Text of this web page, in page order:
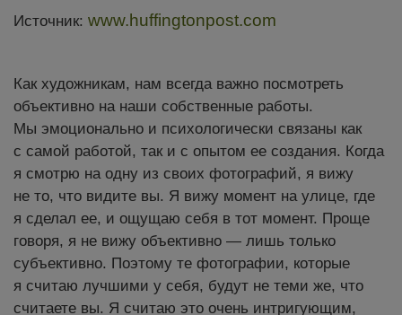
Источник: www.huffingtonpost.com
Как художникам, нам всегда важно посмотреть
объективно на наши собственные работы.
Мы эмоционально и психологически связаны как
с самой работой, так и с опытом ее создания. Когда
я смотрю на одну из своих фотографий, я вижу
не то, что видите вы. Я вижу момент на улице, где
я сделал ее, и ощущаю себя в тот момент. Проще
говоря, я не вижу объективно — лишь только
субъективно. Поэтому те фотографии, которые
я считаю лучшими у себя, будут не теми же, что
считаете вы. Я считаю это очень интригующим,